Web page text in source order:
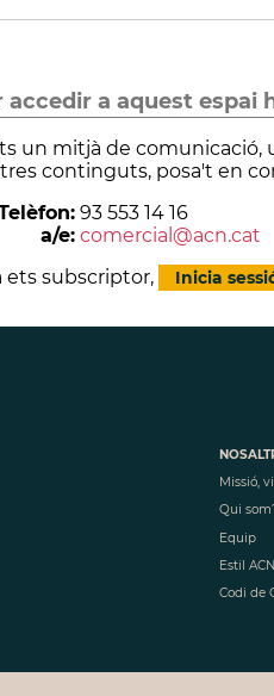
accedir a aquest espai
un mitjà de comunicació,
continguts, posa't en
93 553 14 16
a/e: comercial@acn.cat
ets subscriptor,
Inicia
Missió,
Qui
Equip
Estil ACN
Codi de